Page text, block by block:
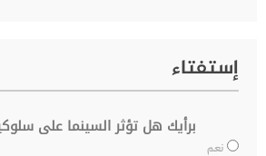
إستفتاء
برأيك هل تؤثر السينما على
نعم